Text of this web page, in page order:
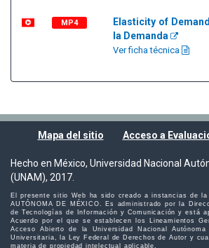
MP4
Elasticity of
la Demanda
Ver ficha técnica
Mapa del sitio Acceso a
Hecho en México, Universidad Nacional
(UNAM), 2017.
El presente sitio Web ha sido creado a instancias de la
AUTÓNOMA DE MÉXICO. Es administrado por la
de Tecnologías de Información y Comunicación y está
Acuerdo por el que se establecen los Lineamientos
Acceso Abierto de la Universidad Nacional
Universitaria, la Ley Federal de Derechos de Autor y
materia de propiedad intelectual aplicable.